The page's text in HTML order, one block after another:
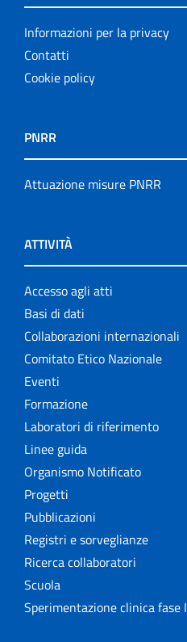
Informazioni per la privacy
Contatti
Cookie policy
PNRR
Attuazione misure PNRR
ATTIVITÀ
Accesso agli atti
Basi di dati
Collaborazioni internazionali
Comitato Etico Nazionale
Eventi
Formazione
Laboratori di riferimento
Linee guida
Organismo Notificato
Progetti
Pubblicazioni
Registri e sorveglianze
Ricerca collaboratori
Scuola
Sperimentazione clinica fase I